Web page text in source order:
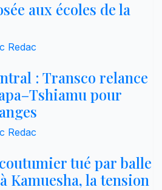
aux écoles de la
Redac
: Transco relance
pour
Redac
tué par balle
Kamuesha, la tension